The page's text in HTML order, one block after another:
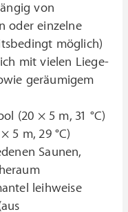
von
oder einzelne
möglich)
mit vielen Liege-
geräumigem
(20 × 5 m, 31 °C)
5 m, 29 °C)
Saunen,
leihweise